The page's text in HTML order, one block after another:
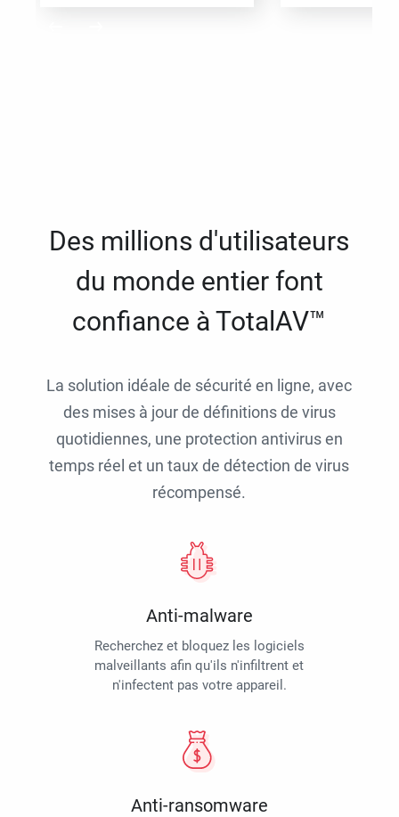
Des millions d'utilisateurs
du monde entier font
confiance à TotalAV™
La solution idéale de sécurité en ligne, avec
des mises à jour de définitions de virus
quotidiennes, une protection antivirus en
temps réel et un taux de détection de virus
récompensé.
Anti-malware
Recherchez et bloquez les logiciels
malveillants afin qu'ils n'infiltrent et
n'infectent pas votre appareil.
Anti-ransomware